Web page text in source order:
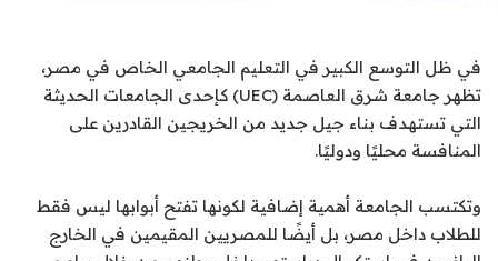
في ظل التوسع الكبير في التعليم الجامعي الخاص في مصر،
تظهر جامعة شرق العاصمة (UEC) كإحدى الجامعات الحديثة
التي تستهدف بناء جيل جديد من الخريجين القادرين على
المنافسة محليًا ودوليًا.
وتكتسب الجامعة أهمية إضافية لكونها تفتح أبوابها ليس فقط
للطلاب داخل مصر، بل أيضًا للمصريين المقيمين في الخارج